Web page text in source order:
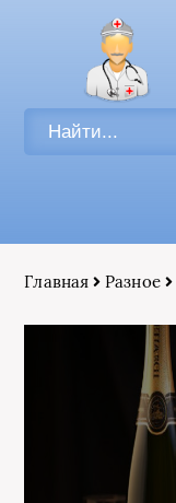
Главная Разное